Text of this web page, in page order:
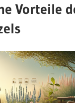
Vorteile